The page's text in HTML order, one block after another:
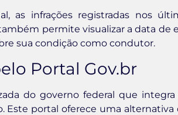
as infrações registradas nos
permite visualizar a data de
sua condição como condutor.
Portal Gov.br
do governo federal que integra
Este portal oferece uma alternativa